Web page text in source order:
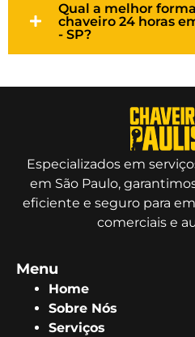
Qual a melhor
chaveiro 24 horas
- SP?
Especializados em
em São Paulo,
eficiente e seguro para
comerciais e
Menu
Home
Sobre Nós
Serviços